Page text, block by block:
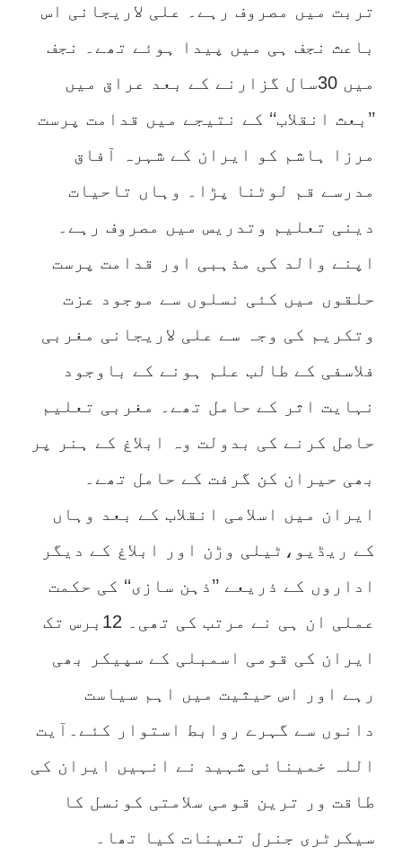
تربت میں مصروف رہے۔ علی لاریجانی اس
باعث نجف ہی میں پیدا ہوئے تھے۔ نجف
میں 30سال گزارنے کے بعد عراق میں
’’بعث انقلاب‘‘ کے نتیجے میں قدامت پرست
مرزا ہاشم کو ایران کے شہرہ آفاق
مدرسے قم لوٹنا پڑا۔ وہاں تاحیات
دینی تعلیم وتدریس میں مصروف رہے۔
اپنے والد کی مذہبی اور قدامت پرست
حلقوں میں کئی نسلوں سے موجود عزت
وتکریم کی وجہ سے علی لاریجانی مغربی
فلاسفی کے طالب علم ہونے کے باوجود
نہایت اثر کے حامل تھے۔ مغربی تعلیم
حاصل کرنے کی بدولت وہ ابلاغ کے ہنر پر
بھی حیران کن گرفت کے حامل تھے۔
ایران میں اسلامی انقلاب کے بعد وہاں
کے ریڈیو،ٹیلی وڑن اور ابلاغ کے دیگر
اداروں کے ذریعے ’’ذہن سازی‘‘ کی حکمت
عملی ان ہی نے مرتب کی تھی۔ 12برس تک
ایران کی قومی اسمبلی کے سپیکر بھی
رہے اور اس حیثیت میں اہم سیاست
دانوں سے گہرے روابط استوار کئے۔آیت
اللہ خمینائی شہید نے انہیں ایران کی
طاقت ور ترین قومی سلامتی کونسل کا
سیکرٹری جنرل تعینات کیا تھا۔